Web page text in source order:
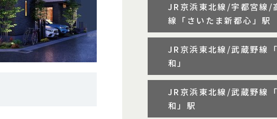
JR京浜東北線/宇都宮線/
線「さいたま新都心」駅
JR京浜東北線/武蔵野線
和」
JR京浜東北線/武蔵野線
和」駅